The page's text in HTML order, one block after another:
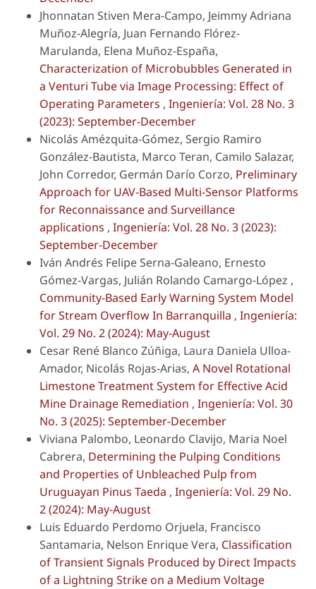
Jhonnatan Stiven Mera-Campo, Jeimmy Adriana
Muñoz-Alegría, Juan Fernando Flórez-
Marulanda, Elena Muñoz-España,
Characterization of Microbubbles Generated in
a Venturi Tube via Image Processing: Effect of
Operating Parameters , Ingeniería: Vol. 28 No. 3
(2023): September-December
Nicolás Amézquita-Gómez, Sergio Ramiro
González-Bautista, Marco Teran, Camilo Salazar,
John Corredor, Germán Darío Corzo, Preliminary
Approach for UAV-Based Multi-Sensor Platforms
for Reconnaissance and Surveillance
applications , Ingeniería: Vol. 28 No. 3 (2023):
September-December
Iván Andrés Felipe Serna-Galeano, Ernesto
Gómez-Vargas, Julián Rolando Camargo-López ,
Community-Based Early Warning System Model
for Stream Overflow In Barranquilla , Ingeniería:
Vol. 29 No. 2 (2024): May-August
Cesar René Blanco Zúñiga, Laura Daniela Ulloa-
Amador, Nicolás Rojas-Arias, A Novel Rotational
Limestone Treatment System for Effective Acid
Mine Drainage Remediation , Ingeniería: Vol. 30
No. 3 (2025): September-December
Viviana Palombo, Leonardo Clavijo, Maria Noel
Cabrera, Determining the Pulping Conditions
and Properties of Unbleached Pulp from
Uruguayan Pinus Taeda , Ingeniería: Vol. 29 No.
2 (2024): May-August
Luis Eduardo Perdomo Orjuela, Francisco
Santamaria, Nelson Enrique Vera, Classification
of Transient Signals Produced by Direct Impacts
of a Lightning Strike on a Medium Voltage